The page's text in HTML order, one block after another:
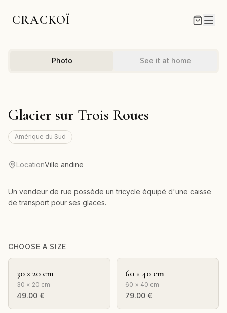
CRACKOÏ
Photo See it at home
Glacier sur Trois Roues
Amérique du Sud
LocationVille andine
Un vendeur de rue possède un tricycle équipé d'une caisse
de transport pour ses glaces.
CHOOSE A SIZE
30 × 20 cm
30 × 20 cm
49.00 €
60 × 40 cm
60 × 40 cm
79.00 €